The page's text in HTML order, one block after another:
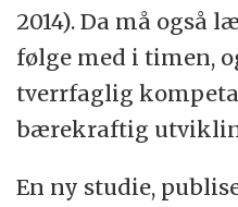
2014). Da må også
følge med i timen,
tverrfaglig
bærekraftig
En ny studie,